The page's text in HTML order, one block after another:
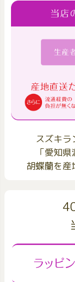
スズキ
「愛知
胡蝶蘭を産